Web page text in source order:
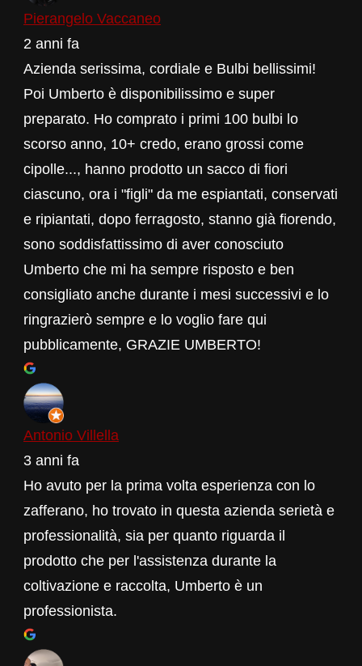
Pierangelo Vaccaneo
2 anni fa
Azienda serissima, cordiale e Bulbi bellissimi!
Poi Umberto è disponibilissimo e super
preparato. Ho comprato i primi 100 bulbi lo
scorso anno, 10+ credo, erano grossi come
cipolle..., hanno prodotto un sacco di fiori
ciascuno, ora i "figli" da me espiantati, conservati
e ripiantati, dopo ferragosto, stanno già fiorendo,
sono soddisfattissimo di aver conosciuto
Umberto che mi ha sempre risposto e ben
consigliato anche durante i mesi successivi e lo
ringrazierò sempre e lo voglio fare qui
pubblicamente, GRAZIE UMBERTO!
Antonio Villella
3 anni fa
Ho avuto per la prima volta esperienza con lo
zafferano, ho trovato in questa azienda serietà e
professionalità, sia per quanto riguarda il
prodotto che per l'assistenza durante la
coltivazione e raccolta, Umberto è un
professionista.